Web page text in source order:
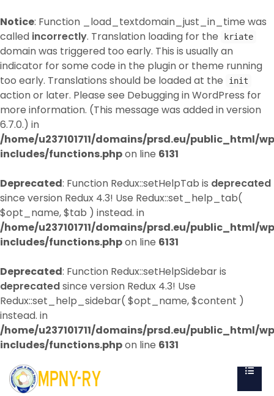
Notice: Function _load_textdomain_just_in_time was
called incorrectly. Translation loading for the kriate
domain was triggered too early. This is usually an
indicator for some code in the plugin or theme running
too early. Translations should be loaded at the
init
action or later. Please see Debugging in WordPress for
more information. (This message was added in version
6.7.0.) in
/home/u237101711/domains/prsd.eu/public_html/
includes/functions.phpon line 6131
Deprecated: Function Redux::setHelpTab is deprecated
since version Redux 4.3! Use Redux::set_help_tab(
$opt_name, $tab ) instead. in
/home/u237101711/domains/prsd.eu/public_html/
includes/functions.phpon line 6131
Deprecated: Function Redux::setHelpSidebar is
deprecatedsince version Redux 4.3! Use
Redux::set_help_sidebar( $opt_name, $content )
instead. in
/home/u237101711/domains/prsd.eu/public_html/
includes/functions.phpon line 6131